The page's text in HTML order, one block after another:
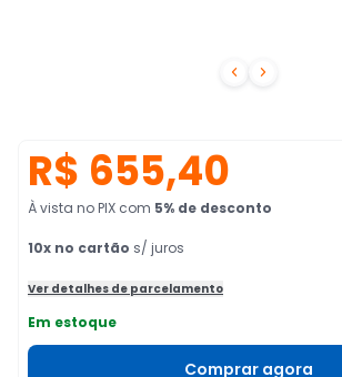
 
R$ 655,40
À vista no PIX com 5% de desconto
10x no cartão s/ juros
Ver detalhes de parcelamento
Em estoque
Comprar agora